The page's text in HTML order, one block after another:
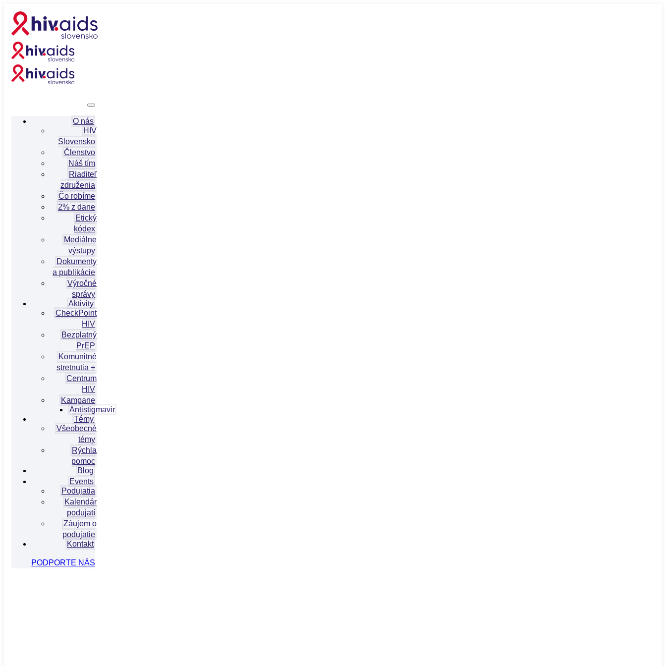
O nás
HIV
Slovensko
Členstvo
Náš tím
Riaditeľ
združenia
Čo robíme
2% z dane
Etický
kódex
Mediálne
výstupy
Dokumenty
a publikácie
Výročné
správy
Aktivity
CheckPoint
HIV
Bezplatný
PrEP
Komunitné
stretnutia +
Centrum
HIV
Kampane
Antistigmavir
Témy
Všeobecné
témy
Rýchla
pomoc
Blog
Events
Podujatia
Kalendár
podujatí
Záujem o
podujatie
Kontakt
PODPORTE NÁS